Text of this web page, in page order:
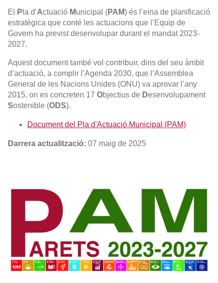
El P la d’Actuació Municipal (PAM) és l’eina de planificació
estratègica que conté les actuacions que l’Equip de
Govern ha previst desenvolupar durant el mandat 2023-
2027.
Aquest document també vol contribuir, dins del seu àmbit
d’actuació, a complir l’Agenda 2030, que l’Assemblea
General de les Nacions Unides (ONU) va aprovar l’any
2015, on es concreten 17 Objectius de Desenvolupament
Sostenible (ODS).
Document del Pla d'Actuació Municipal (PAM)
Darrera actualització: 07 maig de 2025